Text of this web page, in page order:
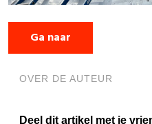
Ga naar
OVER DE AUTEUR
Deel dit artikel met je